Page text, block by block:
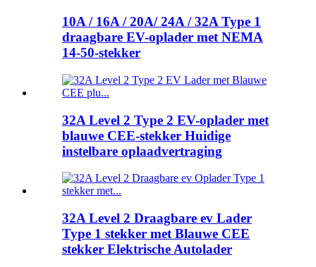
10A / 16A / 20A/ 24A / 32A Type 1
draagbare EV-oplader met NEMA
14-50-stekker
32A Level 2 Type 2 EV-oplader met
blauwe CEE-stekker Huidige
instelbare oplaadvertraging
32A Level 2 Draagbare ev Lader
Type 1 stekker met Blauwe CEE
stekker Elektrische Autolader